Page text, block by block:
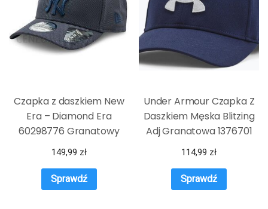
Czapka z daszkiem New
Era – Diamond Era
60298776 Granatowy
149,99 zł
Sprawdź
Under Armour Czapka Z
Daszkiem Męska Blitzing
Adj Granatowa 1376701
114,99 zł
Sprawdź